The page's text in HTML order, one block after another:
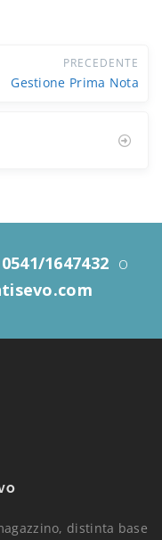
PRECEDENTE
Gestione Prima Nota
0541/1647432 o
distinta base